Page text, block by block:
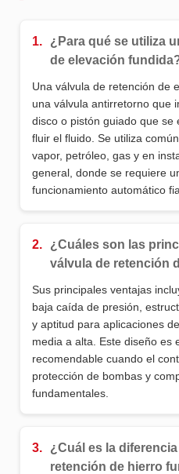
1.
¿Para qué se utiliza
de elevación
Una válvula de retención de
una válvula antirretorno que
disco o pistón guiado que se
fluir el fluido. Se utiliza
vapor, petróleo, gas y en
general, donde se requiere
funcionamiento automático
2.
¿Cuáles son las
válvula de retención
Sus principales ventajas
baja caída de presión,
y aptitud para aplicaciones
media a alta. Este diseño es
recomendable cuando el
protección de bombas y
fundamentales.
3.
¿Cuál es la
retención de hierro